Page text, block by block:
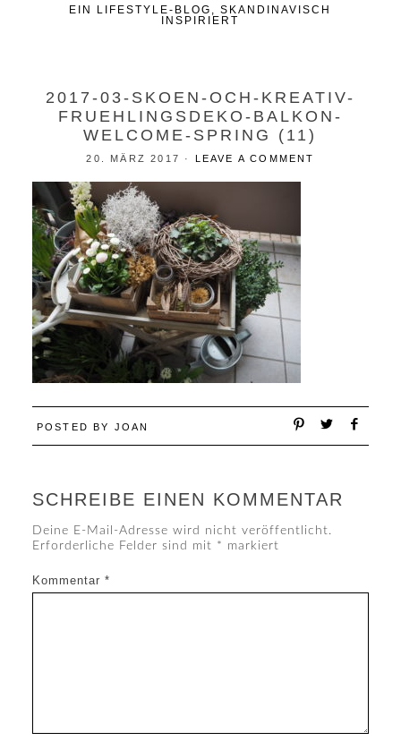
EIN LIFESTYLE-BLOG, SKANDINAVISCH
INSPIRIERT
2017-03-SKOEN-OCH-KREATIV-
FRUEHLINGSDEKO-BALKON-
WELCOME-SPRING (11)
20. MÄRZ 2017 · LEAVE A COMMENT
POSTED BY JOAN
SCHREIBE EINEN KOMMENTAR
Deine E-Mail-Adresse wird nicht veröffentlicht.
Erforderliche Felder sind mit * markiert
Kommentar *